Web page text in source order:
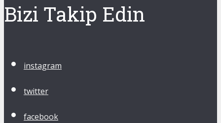
Bizi Takip Edin
instagram
twitter
facebook